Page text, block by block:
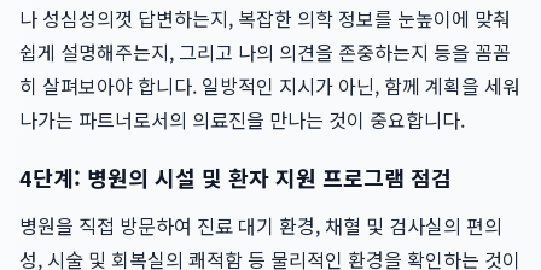
나 성심성의껏 답변하는지, 복잡한 의학 정보를 눈높이에 맞춰
쉽게 설명해주는지, 그리고 나의 의견을 존중하는지 등을 꼼꼼
히 살펴보아야 합니다. 일방적인 지시가 아닌, 함께 계획을 세워
나가는 파트너로서의 의료진을 만나는 것이 중요합니다.
4단계: 병원의 시설 및 환자 지원 프로그램 점검
병원을 직접 방문하여 진료 대기 환경, 채혈 및 검사실의 편의
성, 시술 및 회복실의 쾌적함 등 물리적인 환경을 확인하는 것이